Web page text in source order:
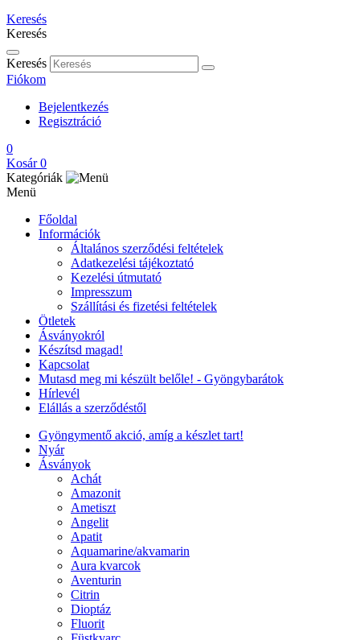
Keresés
Keresés
Keresés
Fiókom
Bejelentkezés
Regisztráció
0
Kosár 0
Kategóriák
Menü
Főoldal
Információk
Általános szerződési feltételek
Adatkezelési tájékoztató
Kezelési útmutató
Impresszum
Szállítási és fizetési feltételek
Ötletek
Ásványokról
Készítsd magad!
Kapcsolat
Mutasd meg mi készült belőle! - Gyöngybarátok
Hírlevél
Elállás a szerződéstől
Gyöngymentő akció, amíg a készlet tart!
Nyár
Ásványok
Achát
Amazonit
Ametiszt
Angelit
Apatit
Aquamarine/akvamarin
Aura kvarcok
Aventurin
Citrin
Dioptáz
Fluorit